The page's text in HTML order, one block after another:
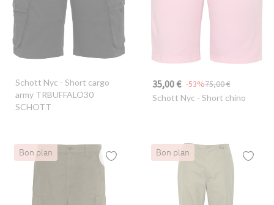
Schott Nyc - Short cargo
army TRBUFFALO30
SCHOTT
35,00 € 75,00 €
-53%
Schott Nyc - Short chino
Bon plan Bon plan